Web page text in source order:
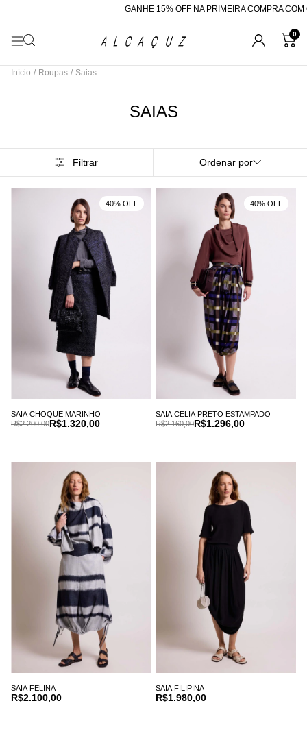
GANHE 15% OFF NA PRIMEIRA COMPRA COM O
0
Início / Roupas / Saias
SAIAS
Filtrar Ordenar por
SAIA CHOQUE MARINHO
R$1.320,00
R$2.200,00
40% OFF
SAIA CELIA PRETO ESTAMPADO
R$1.296,00
R$2.160,00
40% OFF
SAIA FELINA
R$2.100,00
SAIA FILIPINA
R$1.980,00